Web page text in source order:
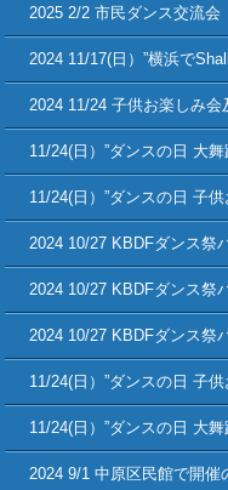
2025 2/2 市民ダンス交流会
2024 11/17(日）”横浜で
2024 11/24 子供お楽しみ
11/24(日）”ダンスの日 大
11/24(日）”ダンスの日 子
2024 10/27 KBDFダンス
2024 10/27 KBDFダンス
2024 10/27 KBDFダンス祭
11/24(日）”ダンスの日 子
11/24(日）”ダンスの日 大
2024 9/1 中原区民館で開